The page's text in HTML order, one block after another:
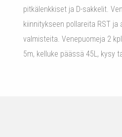
pitkälenkkiset ja D-sakkelit.
kiinnitykseen pollareita RST ja
valmisteita. Venepuomeja 2
5m, kelluke päässä 45L, kysy